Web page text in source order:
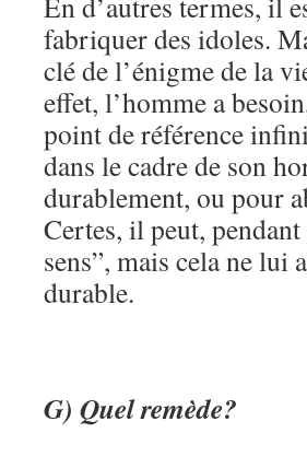
fabriquer des idoles.
clé de l’énigme de la
effet, l’homme a
point de référence
dans le cadre de son
durablement, ou pour
Certes, il peut,
sens”, mais cela ne lui
durable.
G) Quel remède?